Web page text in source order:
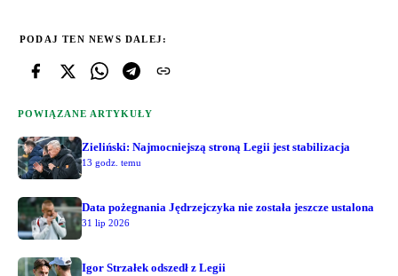
PODAJ TEN NEWS DALEJ:
POWIĄZANE ARTYKUŁY
Zieliński: Najmocniejszą stroną Legii jest stabilizacja
13 godz. temu
Data pożegnania Jędrzejczyka nie została jeszcze ustalona
31 lip 2026
Igor Strzałek odszedł z Legii